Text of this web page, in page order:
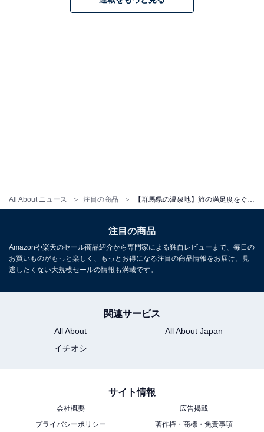
All About ニュース 注目の商品
交通手段：JR前橋駅からタクシーで約50分／北関東自動
料金
大人1名（参考価格）：19,910円
※料金は公式Webサイト参考価格
チェックイン・チェックアウト
チェックアウト：10:00
※プランにより時間が異なる可能性があります
注目の商品
Amazonや楽天のセール商品紹介から専門家による独自レビューまで、毎日の
お買いものがもっと楽しく、もっとお得になる注目の商品情報をお届け。見
逃したくない大規模セールの情報も満載です。
関連サービス
All About
All About Japan
イチオシ
サイト情報
会社概要
広告掲載
プライバシーポリシー
著作権・商標・免責事項